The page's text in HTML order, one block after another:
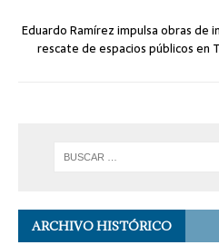
Eduardo Ramírez impulsa obras de
rescate de espacios públicos en
ARCHIVO HISTÓRICO